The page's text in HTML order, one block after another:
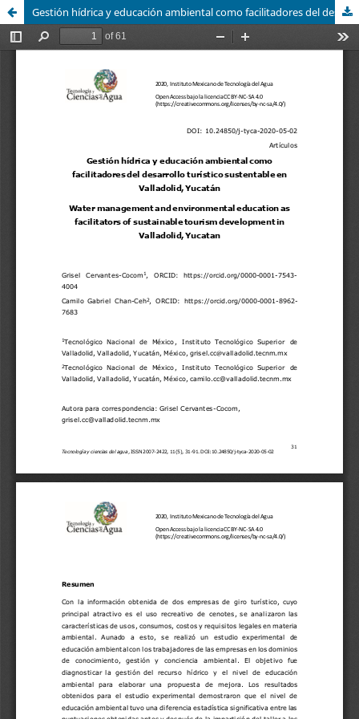
Gestión hídrica y educación ambiental como facilitadores del desarrollo turÃ­stico sustentable en Valladolid, Yucatán / Water management and environmental education as facilitators of sustainable tourism development in Valladolid, Yucatan